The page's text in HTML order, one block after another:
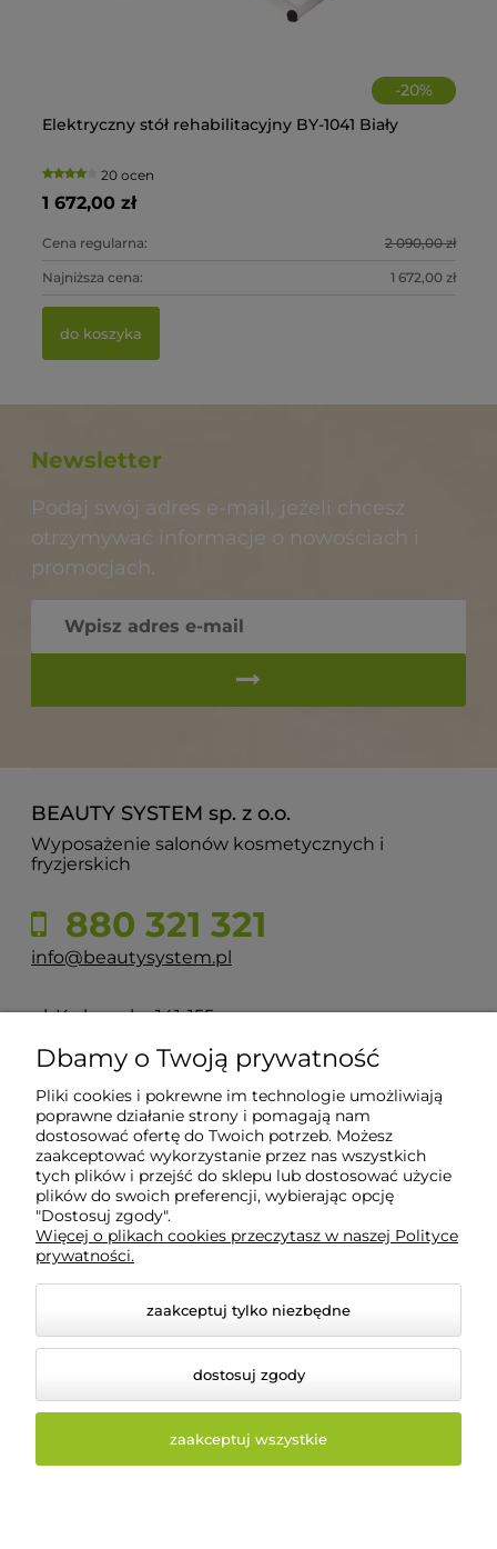
-20%
Elektryczny stół rehabilitacyjny BY-1041 Biały
20 ocen
1 672,00 zł
Cena regularna: 2 090,00 zł
Najniższa cena: 1 672,00 zł
do koszyka
Newsletter
Podaj swój adres e-mail, jeżeli chcesz
otrzymywać informacje o nowościach i
promocjach.
BEAUTY SYSTEM sp. z o.o.
Wyposażenie salonów kosmetycznych i
fryzjerskich
880 321 321
info@beautysystem.pl
ul. Krakowska 141-155
POMOC
INFORMACJE
O NAS
Dbamy o Twoją prywatność
Pliki cookies i pokrewne im technologie umożliwiają
poprawne działanie strony i pomagają nam
dostosować ofertę do Twoich potrzeb. Możesz
zaakceptować wykorzystanie przez nas wszystkich
tych plików i przejść do sklepu lub dostosować użycie
plików do swoich preferencji, wybierając opcję
"Dostosuj zgody".
Więcej o plikach cookies przeczytasz w naszej Polityce
prywatności.
zaakceptuj tylko niezbędne
dostosuj zgody
zaakceptuj wszystkie